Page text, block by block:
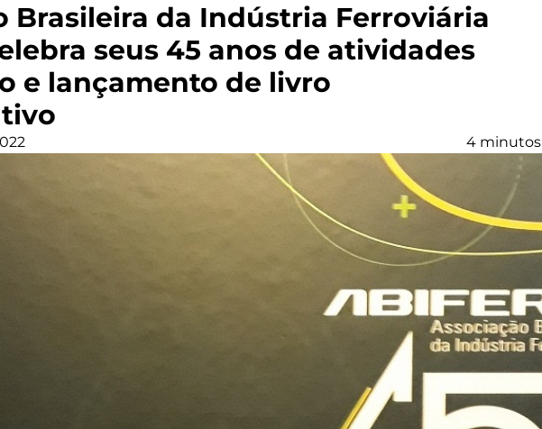
Brasileira da Indústria Ferroviária
seus 45 anos de atividades
e lançamento de livro
4 minutos